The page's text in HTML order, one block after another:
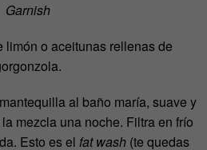
Garnish
limón o aceitunas rellenas de
al baño maría, suave y
mezcla una noche. Filtra en frío
Esto es el fat wash (te quedas